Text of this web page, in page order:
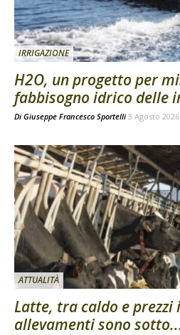
IRRIGAZIONE
H2O, un progetto per
fabbisogno idrico delle
Di Giuseppe Francesco Sportelli 3 Agosto 2026
ATTUALITÀ
Latte, tra caldo e prezzi
allevamenti sono